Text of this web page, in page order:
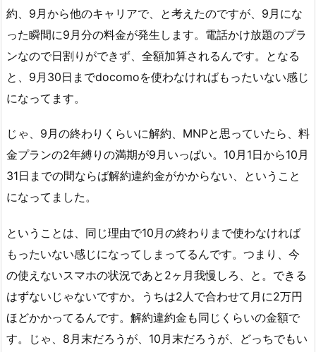
約、9月から他のキャリアで、と考えたのですが、9月にな
った瞬間に9月分の料金が発生します。電話かけ放題のプラ
ンなので日割りができず、全額加算されるんです。となる
と、9月30日までdocomoを使わなければもったいない感じ
になってます。
じゃ、9月の終わりくらいに解約、MNPと思っていたら、料
金プランの2年縛りの満期が9月いっぱい。10月1日から10月
31日までの間ならば解約違約金がかからない、ということ
になってました。
ということは、同じ理由で10月の終わりまで使わなければ
もったいない感じになってしまってるんです。つまり、今
の使えないスマホの状況であと2ヶ月我慢しろ、と。できる
はずないじゃないですか。うちは2人で合わせて月に2万円
ほどかかってるんです。解約違約金も同じくらいの金額で
す。じゃ、8月末だろうが、10月末だろうが、どっちでもい